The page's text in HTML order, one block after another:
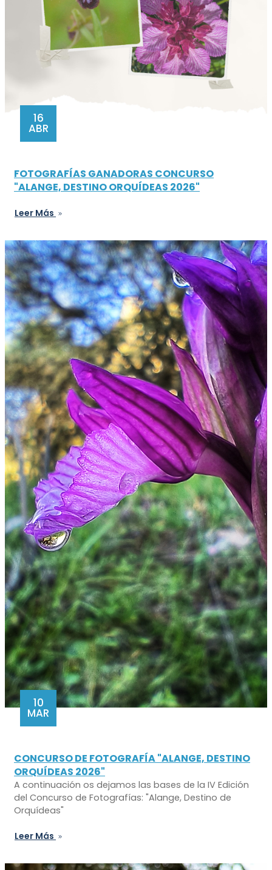
16
ABR
FOTOGRAFÍAS GANADORAS CONCURSO
"ALANGE, DESTINO ORQUÍDEAS 2026"
Leer Más
10
MAR
CONCURSO DE FOTOGRAFÍA "ALANGE, DESTINO
ORQUÍDEAS 2026"
A continuación os dejamos las bases de la IV Edición
del Concurso de Fotografías: "Alange, Destino de
Orquídeas"
Leer Más